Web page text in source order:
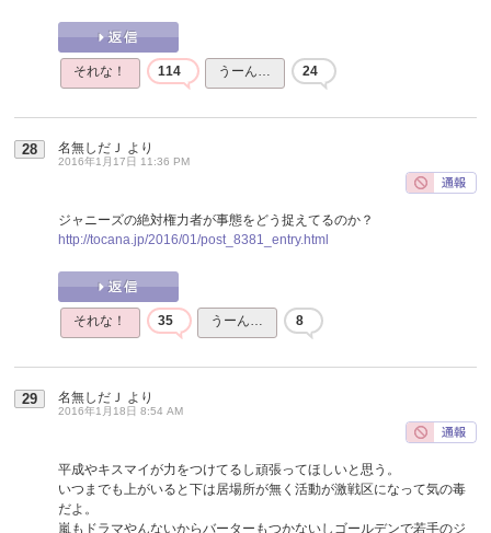
それな！ 114 うーん… 24
28 名無しだＪ より
2016年1月17日 11:36 PM
ジャニーズの絶対権力者が事態をどう捉えてるのか？
http://tocana.jp/2016/01/post_8381_entry.html
それな！ 35 うーん… 8
29 名無しだＪ より
2016年1月18日 8:54 AM
平成やキスマイが力をつけてるし頑張ってほしいと思う。
いつまでも上がいると下は居場所が無く活動が激戦区になって気の毒
だよ。
嵐もドラマやんないからバーターもつかないしゴールデンで若手のジ